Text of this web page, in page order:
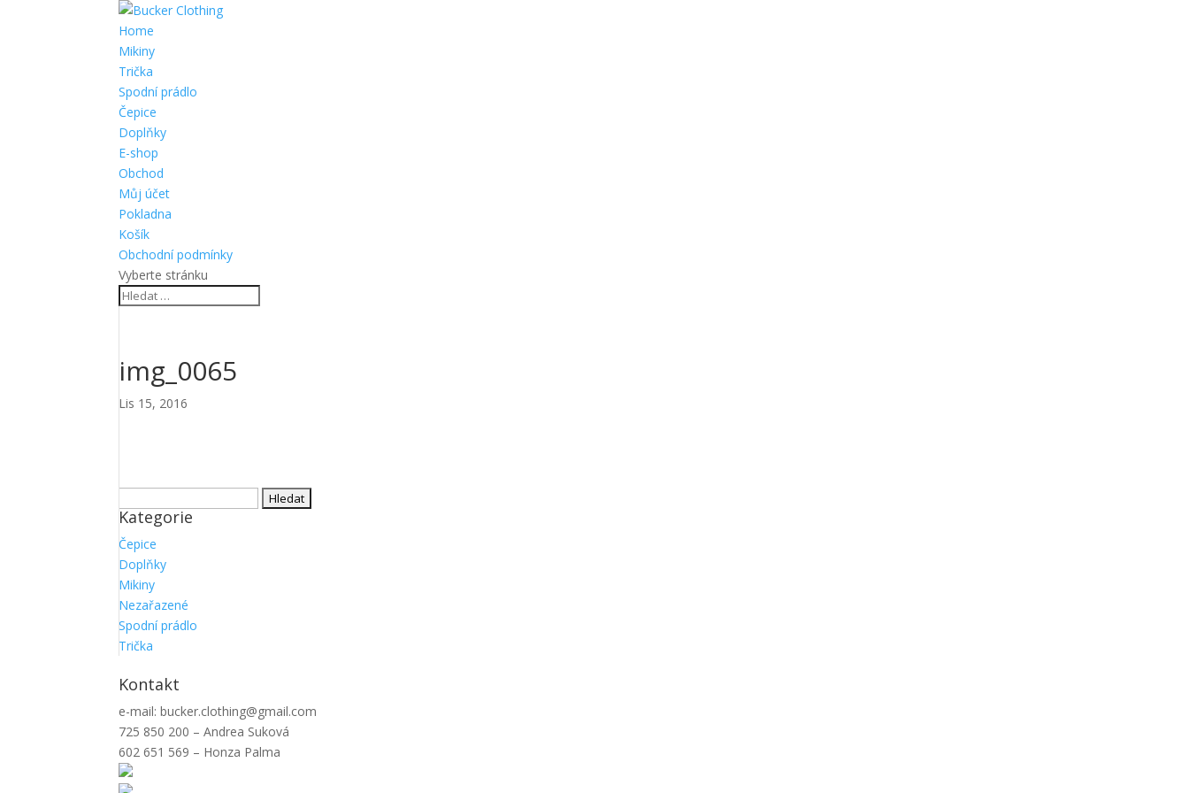
Home
Mikiny
Trička
Spodní prádlo
Čepice
Doplňky
E-shop
Obchod
Můj účet
Pokladna
Košík
Obchodní podmínky
Vyberte stránku
img_0065
Lis 15, 2016
Kategorie
Čepice
Doplňky
Mikiny
Nezařazené
Spodní prádlo
Trička
Kontakt
e-mail: bucker.clothing@gmail.com
725 850 200 – Andrea Suková
602 651 569 – Honza Palma